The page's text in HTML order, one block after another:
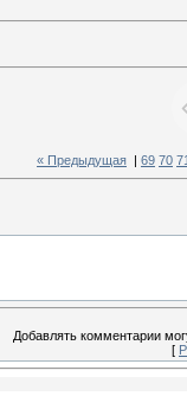
« Предыдущая 69 70
Добавлять комментарии
[